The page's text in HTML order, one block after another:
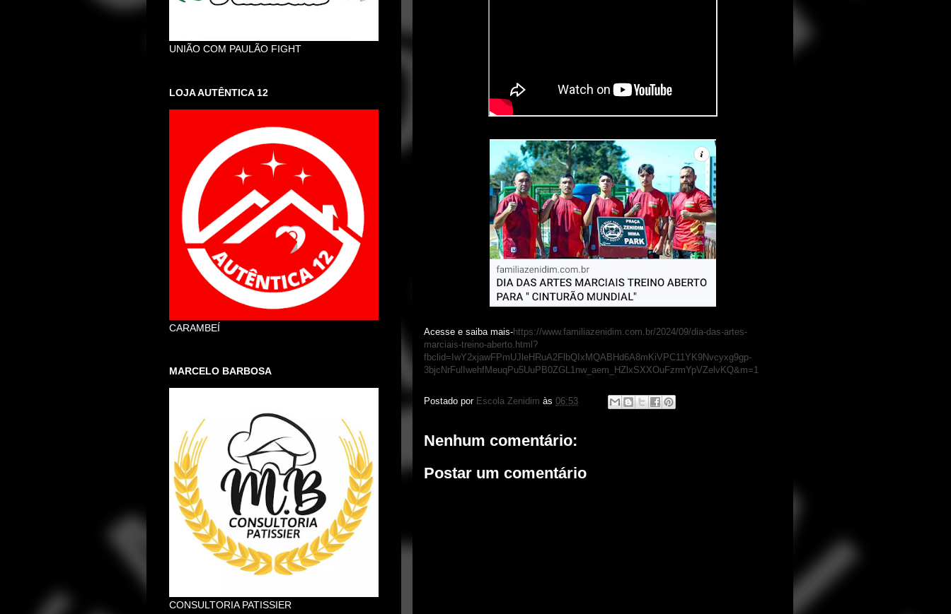
Acesse e saiba mais-https://www.familiazenidim.com.br/2024/09/dia-das-artes-
marciais-treino-aberto.html?
fbclid=IwY2xjawFPmUJleHRuA2FlbQIxMQABHd6A8mKiVPC11YK9Nvcyxg9gp-
3bjcNrFulIwehfMeuqPu5UuPB0ZGL1nw_aem_HZlxSXXOuFzrmYpVZelvKQ&m=1
Postado por Escola Zenidim às 06:53
Nenhum comentário:
Postar um comentário
UNIÃO COM PAULÃO FIGHT
LOJA AUTÊNTICA 12
CARAMBEÍ
MARCELO BARBOSA
CONSULTORIA PATISSIER